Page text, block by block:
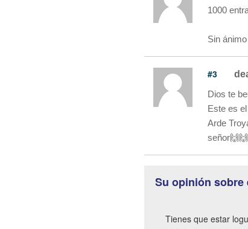
1000
Sin
#3
Dios te
Este es
Arde
Su opinión
Tienes que estar